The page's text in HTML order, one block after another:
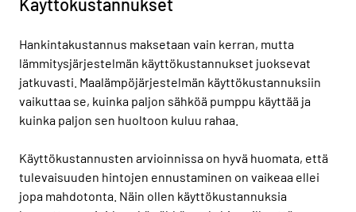
Hankintakustannus maksetaan vain kerran, mutta
lämmitysjärjestelmän käyttökustannukset juoksevat
jatkuvasti. Maalämpöjärjestelmän käyttökustannuksiin
vaikuttaa se, kuinka paljon sähköä pumppu käyttää ja
kuinka paljon sen huoltoon kuluu rahaa.
Käyttökustannusten arvioinnissa on hyvä huomata, että
tulevaisuuden hintojen ennustaminen on vaikeaa ellei
jopa mahdotonta. Näin ollen käyttökustannuksia